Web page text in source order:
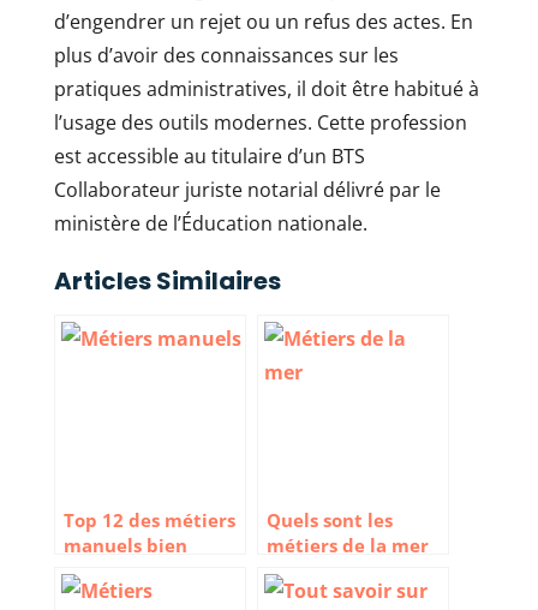
d’engendrer un rejet ou un refus des actes. En
plus d’avoir des connaissances sur les
pratiques administratives, il doit être habitué à
l’usage des outils modernes. Cette profession
est accessible au titulaire d’un BTS
Collaborateur juriste notarial délivré par le
ministère de l’Éducation nationale.
Articles Similaires
Top 12 des métiers
manuels bien
payés qui
recrutent
Quels sont les
métiers de la mer
qui recrutent ?